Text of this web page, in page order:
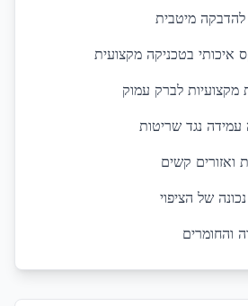
להדבקה מיטבית
איכותי בטכניקה מקצועית
מקצועיות לברק עמוק
נגד שריטות
ואזורים קשים
של הציפוי
והחומרים